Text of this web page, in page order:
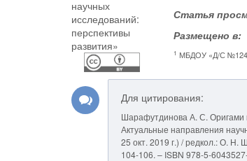
Статья
Размещено в:
1 МБДОУ «Д/С
Для цитирования:
Шарафутдинова А. С. Оригами
Актуальные направления
25 окт. 2019 г.) / редкол.: О. Н.
104-106. – ISBN 978-5-